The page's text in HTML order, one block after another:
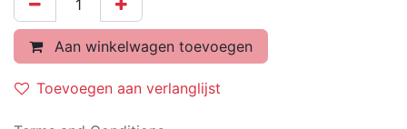
Aan winkelwagen toevoegen
Toevoegen aan verlanglijst